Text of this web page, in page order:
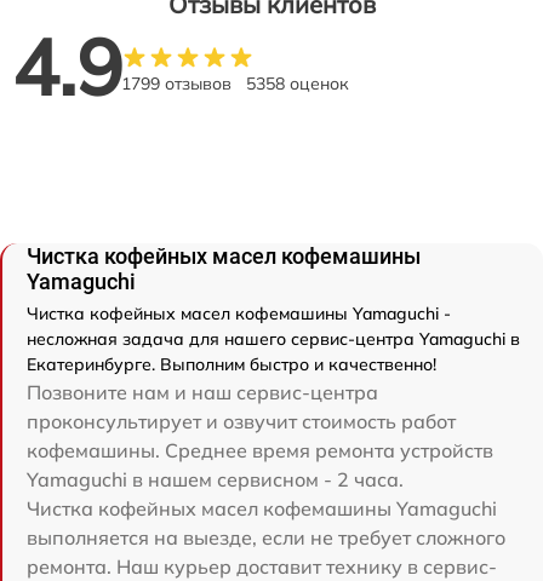
4.91799 отзывов 5358 оценок
Чистка кофейных масел кофемашины
Yamaguchi
Чистка кофейных масел кофемашины Yamaguchi -
несложная задача для нашего сервис-центра Yamaguchi в
Екатеринбурге. Выполним быстро и качественно!
Позвоните нам и наш сервис-центра
проконсультирует и озвучит стоимость работ
кофемашины. Среднее время ремонта устройств
Yamaguchi в нашем сервисном - 2 часа.
Чистка кофейных масел кофемашины Yamaguchi
выполняется на выезде, если не требует сложного
ремонта. Наш курьер доставит технику в сервис-